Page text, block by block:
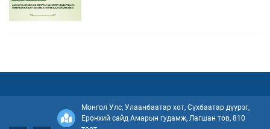
2026/06/24
ОРОЛЦОХ СОНИРХОЛ ХҮЛЭЭН АВАХ УРИЛГА -
Монгол Улс, Улаанбаатар хот, Сүхбаатар дүүрэг,
Ерөнхий сайд Амарын гудамж, Лагшан төв, 810